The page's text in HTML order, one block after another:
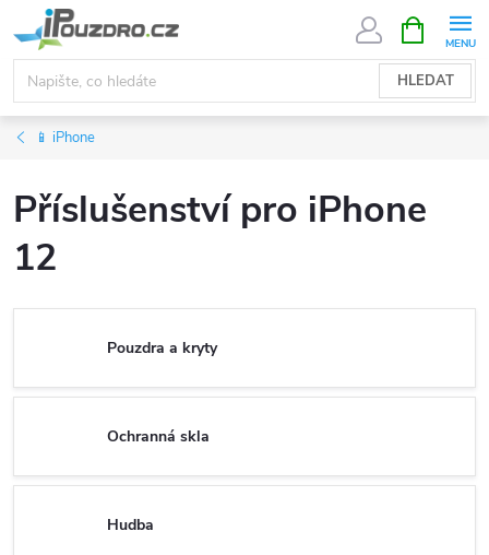
na
obsah
HLEDAT
NÁKUPNÍ
KOŠÍK
📱 iPhone
Příslušenství pro iPhone
12
Pouzdra a kryty
Ochranná skla
Hudba